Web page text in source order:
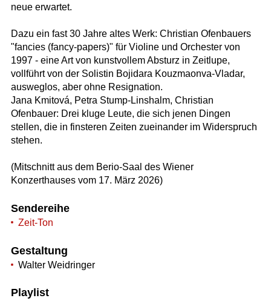
neue erwartet.
Dazu ein fast 30 Jahre altes Werk: Christian Ofenbauers
"fancies (fancy-papers)" für Violine und Orchester von
1997 - eine Art von kunstvollem Absturz in Zeitlupe,
vollführt von der Solistin Bojidara Kouzmaonva-Vladar,
ausweglos, aber ohne Resignation.
Jana Kmitová, Petra Stump-Linshalm, Christian
Ofenbauer: Drei kluge Leute, die sich jenen Dingen
stellen, die in finsteren Zeiten zueinander im Widerspruch
stehen.
(Mitschnitt aus dem Berio-Saal des Wiener
Konzerthauses vom 17. März 2026)
Sendereihe
Zeit-Ton
Gestaltung
Walter Weidringer
Playlist